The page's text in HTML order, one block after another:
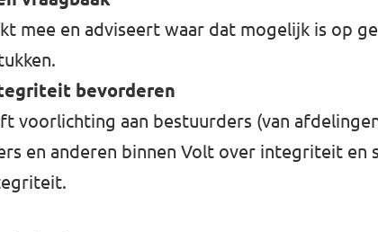
mee en adviseert waar dat mogelijk is op
bevorderen
voorlichting aan bestuurders (van
en anderen binnen Volt over integriteit en